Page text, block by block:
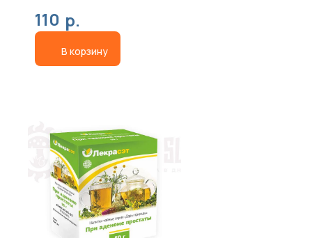
110 р.
В корзину